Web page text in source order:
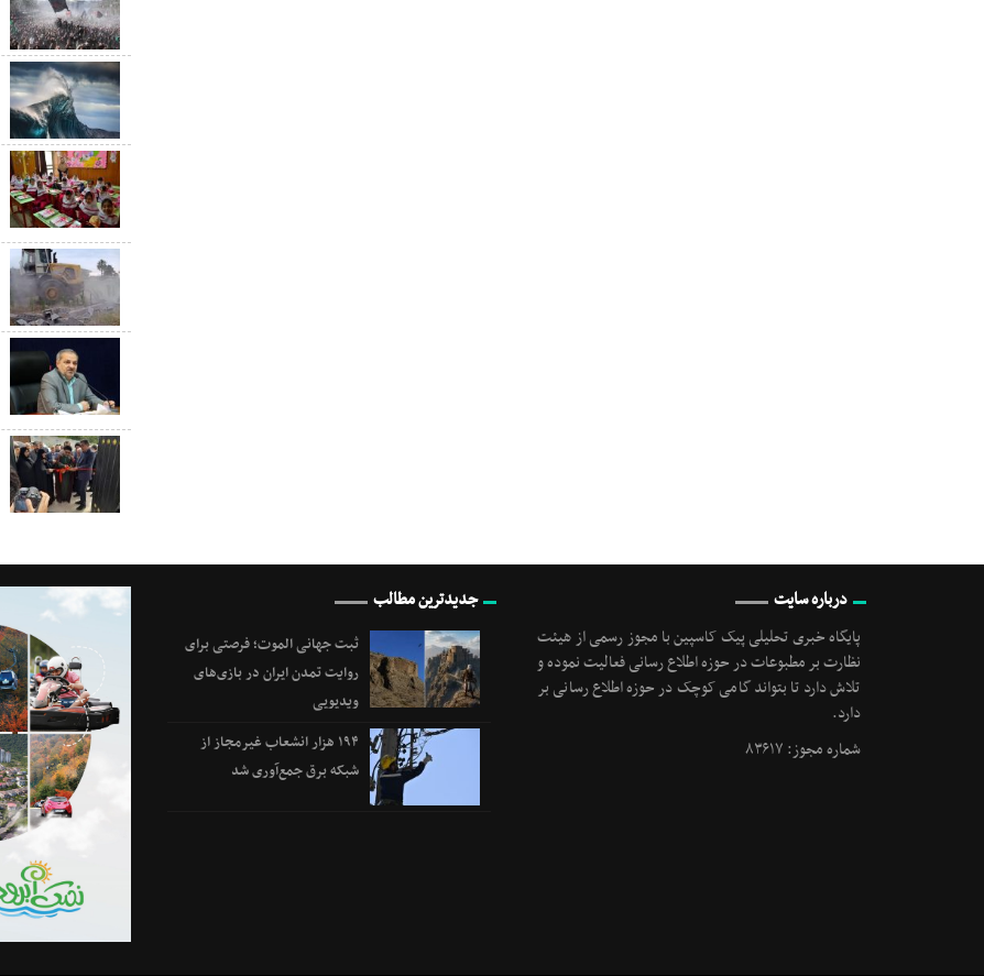
درباره سایت
پایگاه خبری تحلیلی پیک کاسپین با مجوز رسمی از هیئت
نظارت بر مطبوعات در حوزه اطلاع رسانی فعالیت نموده و
تلاش دارد تا بتواند گامی کوچک در حوزه اطلاع رسانی بر
دارد.
شماره مجوز: ۸۳۶۱۷
جدیدترین مطالب
ثبت جهانی الموت؛ فرصتی برای
روایت تمدن ایران در بازی‌های
ویدیویی
۱۹۴ هزار انشعاب غیرمجاز از
شبکه برق جمع‌آوری شد